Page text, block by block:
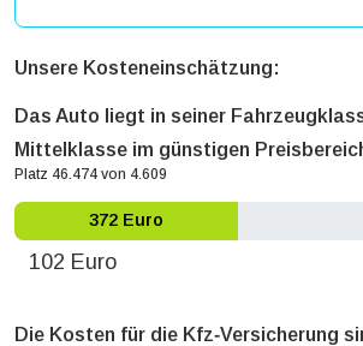
Unsere Kosteneinschätzung:
Das Auto liegt in seiner
Mittelklasse im günstigen
Platz 46.474 von 4.609
372 Euro
102 Euro
Die Kosten für die Kfz‐Versicherung